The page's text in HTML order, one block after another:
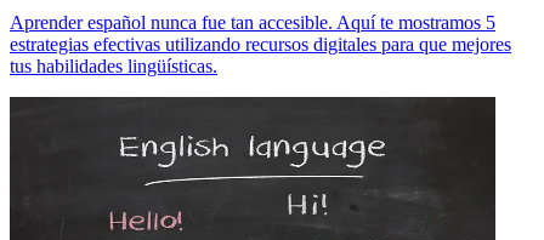
Aprender español nunca fue tan accesible. Aquí te mostramos 5
estrategias efectivas utilizando recursos digitales para que mejores
tus habilidades lingüísticas.